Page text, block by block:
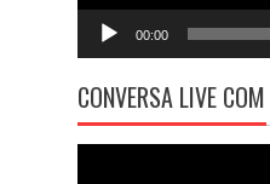
00:00
CONVERSA LIVE